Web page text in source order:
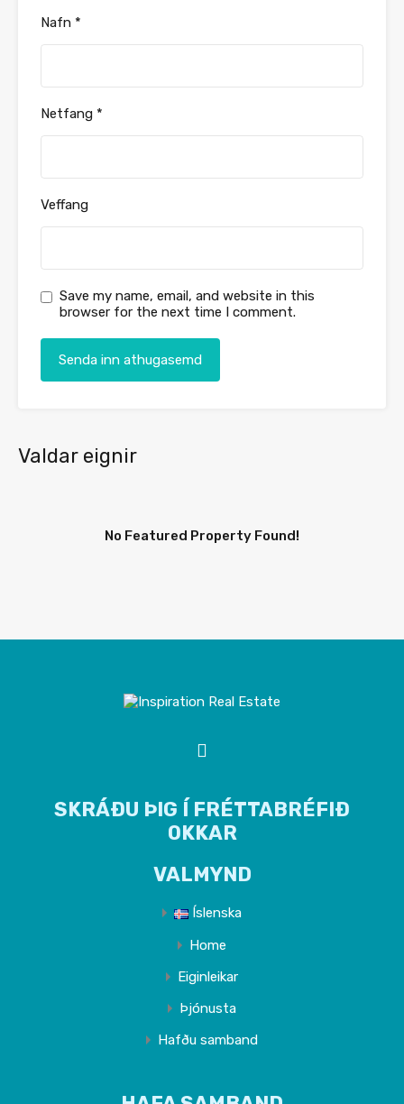
Nafn *
Netfang *
Veffang
Save my name, email, and website in this
browser for the next time I comment.
Valdar eignir
No Featured Property Found!
SKRÁÐU ÞIG Í FRÉTTABRÉFIÐ
OKKAR
VALMYND
Íslenska
Home
Eiginleikar
Þjónusta
Hafðu samband